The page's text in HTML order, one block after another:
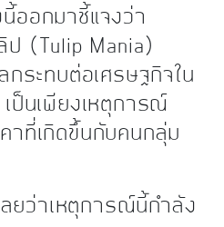
ออกมาชี้แจงว่า
(Tulip Mania)
กระทบต่อเศรษฐกิจใน
ป็นเพียงเหตุการณ์
าที่เกิดขึ้นกับคนกลุ่ม
ยว่าเหตุการณ์นี้กำลัง